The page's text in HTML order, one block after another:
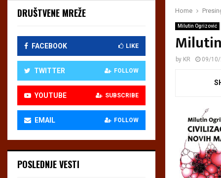
Home
Milutin Ogrizović
by KR 09/
DRUŠTVENE MREŽE
FACEBOOK LIKE
TWITTER FOLLOW
YOUTUBE SUBSCRIBE
EMAIL FOLLOW
POSLEDNJE VESTI